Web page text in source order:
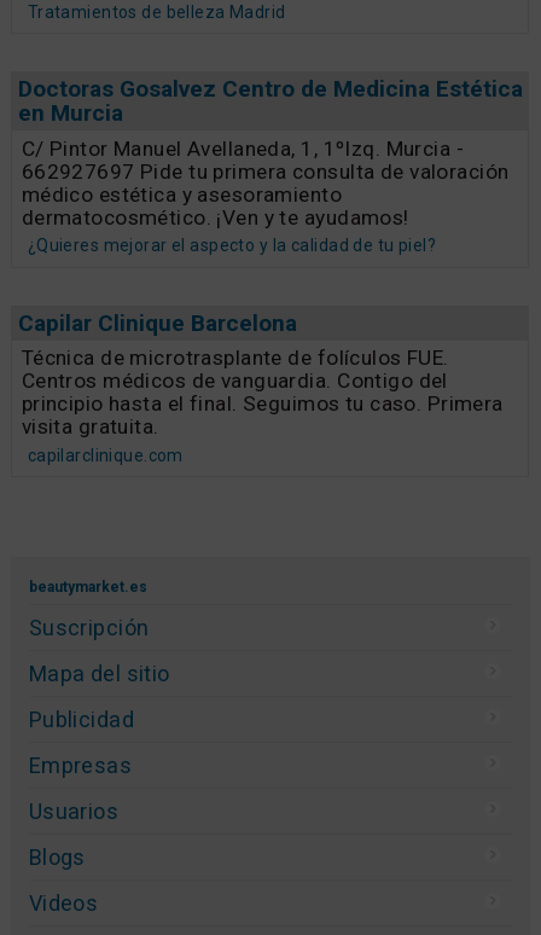
Tratamientos de belleza Madrid
Doctoras Gosalvez Centro de Medicina Estética
en Murcia
C/ Pintor Manuel Avellaneda, 1, 1ºIzq. Murcia -
662927697 Pide tu primera consulta de valoración
médico estética y asesoramiento
dermatocosmético. ¡Ven y te ayudamos!
¿Quieres mejorar el aspecto y la calidad de tu piel?
Capilar Clinique Barcelona
Técnica de microtrasplante de folículos FUE.
Centros médicos de vanguardia. Contigo del
principio hasta el final. Seguimos tu caso. Primera
visita gratuita.
capilarclinique.com
beautymarket.es
Suscripción
Mapa del sitio
Publicidad
Empresas
Usuarios
Blogs
Videos